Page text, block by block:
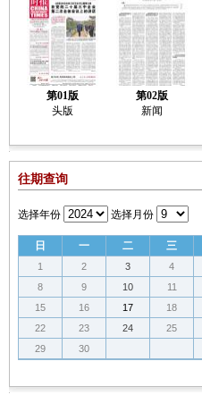
第01版
头版
第02版
新闻
往期查询
选择年份 选择月份
日 一 二 三
1 2 3 4
8
9 10 11
15
16 17 18
22
23 24 25
29
30